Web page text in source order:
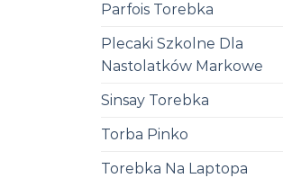
Parfois Torebka
Plecaki Szkolne Dla
Nastolatków Markowe
Sinsay Torebka
Torba Pinko
Torebka Na Laptopa